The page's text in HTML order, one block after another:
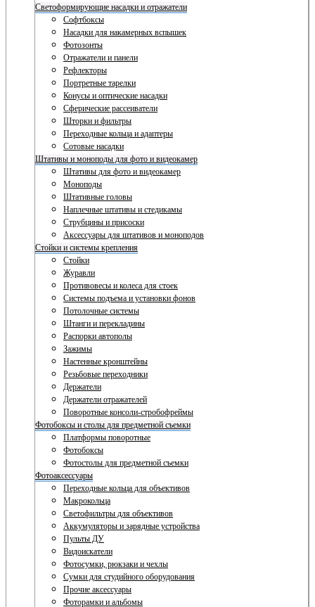
Светоформирующие насадки и отражатели
Софтбоксы
Насадки для накамерных вспышек
Фотозонты
Отражатели и панели
Рефлекторы
Портретные тарелки
Конусы и оптические насадки
Сферические рассеиватели
Шторки и фильтры
Переходные кольца и адаптеры
Сотовые насадки
Штативы и моноподы для фото и видеокамер
Штативы для фото и видеокамер
Моноподы
Штативные головы
Наплечные штативы и стедикамы
Струбцины и присоски
Аксессуары для штативов и моноподов
Стойки и системы крепления
Стойки
Журавли
Противовесы и колеса для стоек
Системы подъема и установки фонов
Потолочные системы
Штанги и перекладины
Распорки автополы
Зажимы
Настенные кронштейны
Резьбовые переходники
Держатели
Держатели отражателей
Поворотные консоли-стробофреймы
Фотобоксы и столы для предметной съемки
Платформы поворотные
Фотобоксы
Фотостолы для предметной съемки
Фотоаксессуары
Переходные кольца для объективов
Макрокольца
Светофильтры для объективов
Аккумуляторы и зарядные устройства
Пульты ДУ
Видоискатели
Фотосумки, рюкзаки и чехлы
Сумки для студийного оборудования
Прочие аксессуары
Фоторамки и альбомы